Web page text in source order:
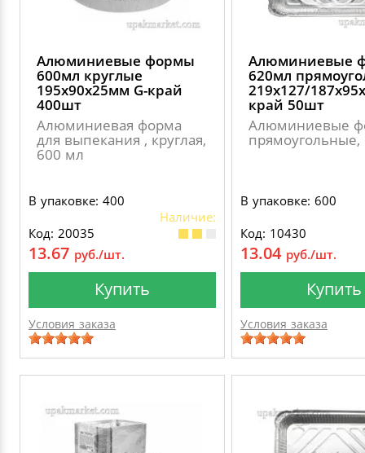
Алюминиевые формы
600мл круглые
195х90х25мм G-край
400шт
Алюминиевая форма
для выпекания , круглая,
600 мл
В упаковке: 400
Наличие:
Код: 20035
13.67 руб./шт.
Купить
Условия заказа
Алюминиевые
620мл
219х127/
край 50шт
Алюминиевые
В упаковке: 600
Код: 10430
13.04 руб./шт.
Купить
Условия заказа